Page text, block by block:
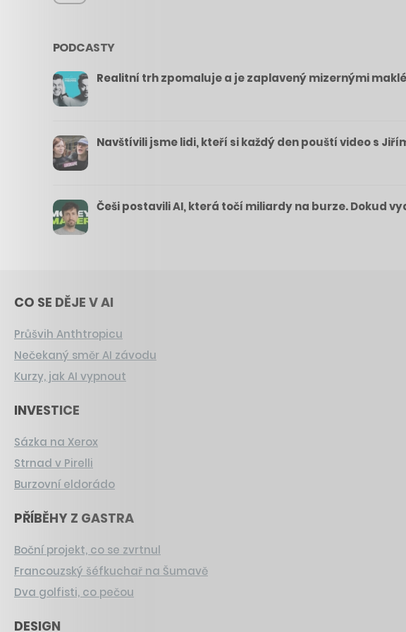
PODCASTY
Realitní trh zpomaluje a je zaplavený mizernými
Navštívili jsme lidi, kteří si každý den pouští video s
Češi postavili AI, která točí miliardy na burze. Dokud
CO SE DĚJE V AI
Průšvih Anthtropicu
Nečekaný směr AI závodu
Kurzy, jak AI vypnout
INVESTICE
Sázka na Xerox
Strnad v Pirelli
Burzovní eldorádo
PŘÍBĚHY Z GASTRA
Boční projekt, co se zvrtnul
Francouzský šéfkuchař na Šumavě
Dva golfisti, co pečou
DESIGN